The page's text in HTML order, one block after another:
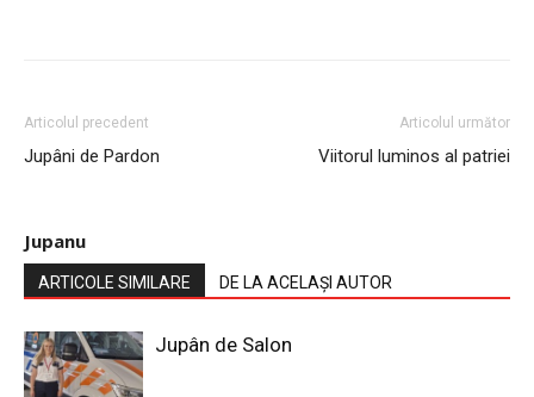
Articolul precedent
Jupâni de Pardon
Articolul următor
Viitorul luminos al patriei
Jupanu
ARTICOLE SIMILARE DE LA ACELAȘI AUTOR
Jupân de Salon